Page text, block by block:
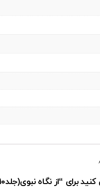
“از نگاه نبوی(جلد۱۰): مسجد”